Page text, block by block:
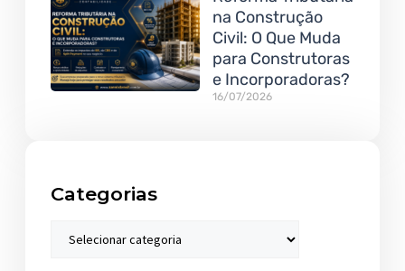
na Construção
Civil: O Que Muda
para Construtoras
e Incorporadoras?
16/07/2026
Categorias